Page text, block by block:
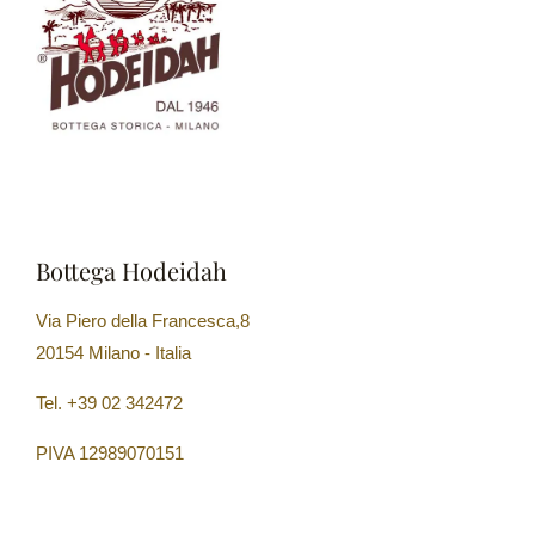
Bottega Hodeidah
Via Piero della Francesca,8
20154 Milano - Italia
Tel. +39 02 342472
PIVA 12989070151